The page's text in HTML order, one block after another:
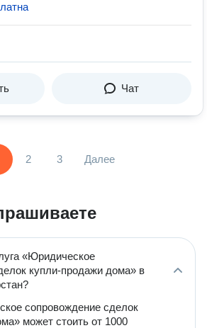
Чат
2 3 Далее
«Юридическое
купли-продажи дома» в
сопровождение сделок
может стоить от 1000